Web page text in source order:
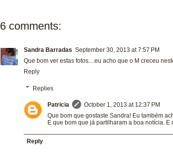
6 comments:
Sandra Barradas September 30, 2013 at 7:57 PM
Que bom ver estas fotos....eu acho que o M creceu
Reply
Replies
Patricia
October 1, 2013 at 12:37 PM
Que bom que gostaste Sandra! Eu também
E que bom que já partilharam a boa notícia.
Reply